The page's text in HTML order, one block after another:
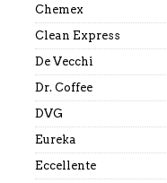
Chemex
Clean Express
De Vecchi
Dr. Coffee
DVG
Eureka
Eccellente